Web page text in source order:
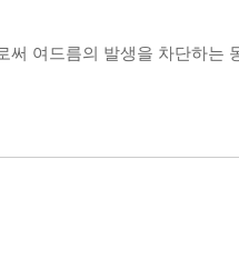
여드름의 발생을 차단하는